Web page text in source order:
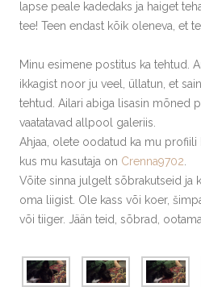
lapse peale kadedaks ja haiget
tee! Teen endast kõik oleneva, et
Minu esimene postitus ka tehtud.
ikkagist noor ju veel, üllatun, et
tehtud. Ailari abiga lisasin mõned
vaatatavad allpool galeriis.
Ahjaa, olete oodatud ka mu profiili
kus mu kasutaja on Crenna9702
Võite sinna julgelt sõbrakutseid ja
oma liigist. Ole kass või koer,
või tiiger. Jään teid, sõbrad,